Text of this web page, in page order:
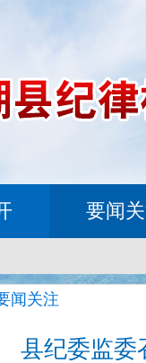
要闻
闻关注
县纪委监委